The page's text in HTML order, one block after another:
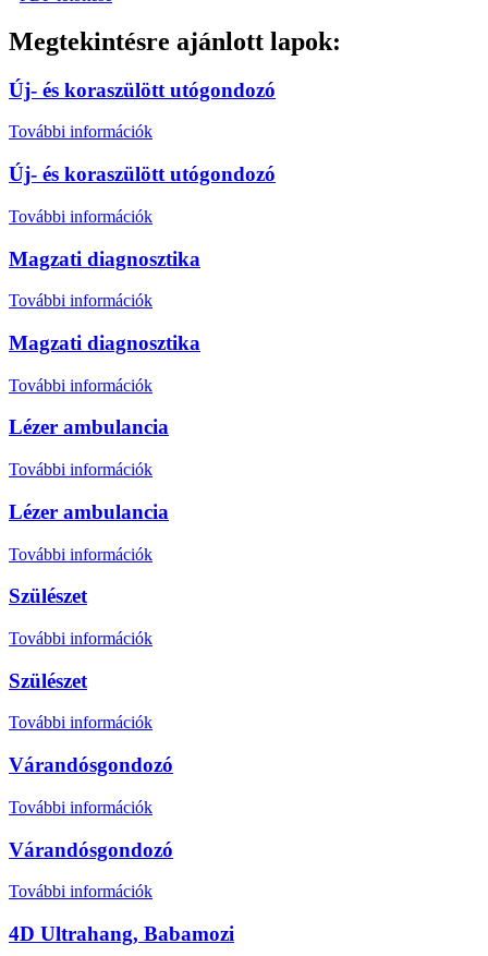
Megtekintésre ajánlott lapok:
Új- és koraszülött utógondozó
További információk
Új- és koraszülött utógondozó
További információk
Magzati diagnosztika
További információk
Magzati diagnosztika
További információk
Lézer ambulancia
További információk
Lézer ambulancia
További információk
Szülészet
További információk
Szülészet
További információk
Várandósgondozó
További információk
Várandósgondozó
További információk
4D Ultrahang, Babamozi